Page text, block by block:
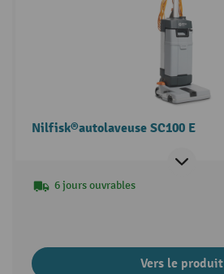
Nilfisk®autolaveuse SC100 E
6 jours ouvrables
Vers le produit